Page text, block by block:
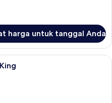
harga untuk tanggal Anda
Kamar Deluks, 1 Tempat Tidur King